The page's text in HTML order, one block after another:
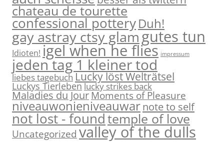
chateau de tourette
confessional potteryDuh!
gay astray ctsy glamgutes tun
Idioten! igel when he flies impressum
jeden tag 1 kleiner tod
liebes tagebuch Lucky löst Welträtsel
Luckys Tierlebenlucky strikes back
Maladies du Jour Moments of Pleasure
niveauwonieniveauwarnote to self
not lost - foundtemple of love
Uncategorized valley of the dulls